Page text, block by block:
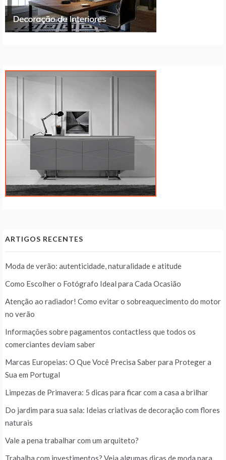
ARTIGOS RECENTES
Moda de verão: autenticidade, naturalidade e atitude
Como Escolher o Fotógrafo Ideal para Cada Ocasião
Atenção ao radiador! Como evitar o sobreaquecimento do motor
no verão
Informações sobre pagamentos contactless que todos os
comerciantes deviam saber
Marcas Europeias: O Que Você Precisa Saber para Proteger a
Sua em Portugal
Limpezas de Primavera: 5 dicas para ficar com a casa a brilhar
Do jardim para sua sala: Ideias criativas de decoração com flores
naturais
Vale a pena trabalhar com um arquiteto?
Trabalha com investimentos? Veja algumas dicas de moda para